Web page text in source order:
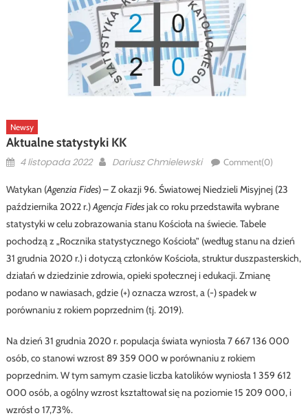
Newsy
Aktualne statystyki KK
Posted
4 listopada 2022 Author
Dariusz Chmielewski Comment(0)
Watykan (Agenzia Fides) – Z okazji 96. Światowej Niedzieli Misyjnej (23
października 2022 r.)Agencja Fidesjak co roku przedstawiła wybrane
statystyki w celu zobrazowania stanu Kościoła na świecie. Tabele
pochodzą z „Rocznika statystycznego Kościoła” (według stanu na dzień
31 grudnia 2020 r.) i dotyczą członków Kościoła, struktur duszpasterskich,
działań w dziedzinie zdrowia, opieki społecznej i edukacji. Zmianę
podano w nawiasach, gdzie (+) oznacza wzrost, a (-) spadek w
porównaniu z rokiem poprzednim (tj. 2019).
Na dzień 31 grudnia 2020 r. populacja świata wyniosła 7 667 136 000
osób, co stanowi wzrost 89 359 000 w porównaniu z rokiem
poprzednim. W tym samym czasie liczba katolików wyniosła 1 359 612
000 osób, a ogólny wzrost kształtował się na poziomie 15 209 000, i
wzrósł o 17,73%.